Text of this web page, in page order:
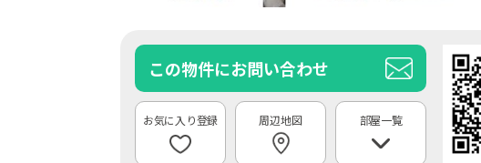
この物件にお問い合わせ
周辺地図 部屋一覧